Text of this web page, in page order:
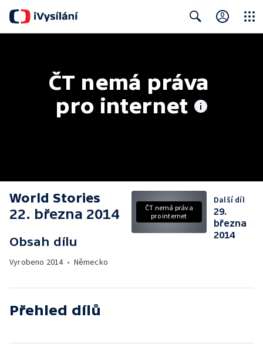
ČT nemá práva
pro internet
World Stories
22. března 2014
Obsah dílu
Vyrobeno 2014• Německo
ČT nemá práva
pro internet
Další díl
29.
března
2014
Přehled dílů